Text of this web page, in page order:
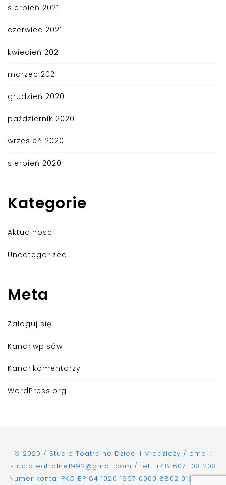
sierpień 2021
czerwiec 2021
kwiecień 2021
marzec 2021
grudzień 2020
październik 2020
wrzesień 2020
sierpień 2020
Kategorie
Aktualnosci
Uncategorized
Meta
Zaloguj się
Kanał wpisów
Kanał komentarzy
WordPress.org
© 2020 / Studio Teatralne Dzieci i Młodzieży / email:
studioteatralne1992@gmail.com / tel.: +48 607 103 203
Numer konta: PKO BP 64 1020 1967 0000 8802 0168 5361